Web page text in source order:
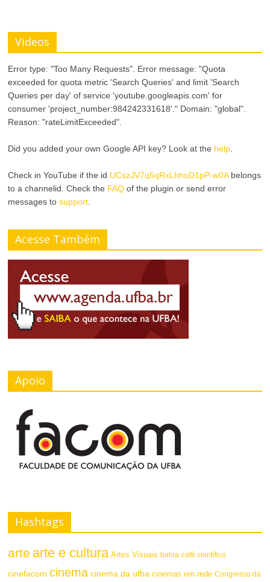
Videos
Error type: "Too Many Requests". Error message: "Quota
exceeded for quota metric 'Search Queries' and limit 'Search
Queries per day' of service 'youtube.googleapis.com' for
consumer 'project_number:984242331618'." Domain: "global".
Reason: "rateLimitExceeded".
Did you added your own Google API key? Look at the help.
Check in YouTube if the id UCszJV7q5qRxLhhoD1pP-w0Abelongs
to a channelid. Check the FAQ of the plugin or send error
messages tosupport.
Acesse Também
Apoio
Hashtags
arte arte e cultura Artes Visuais bahia café científico
cinefacom cinema cinema da ufba cinemas em rede Congresso da